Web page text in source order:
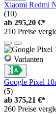
Xiaomi Redmi
(10)
ab 295,20 €*
210 Preise
Varianten
Google Pixel
(5)
ab 375,21 €*
260 Preise